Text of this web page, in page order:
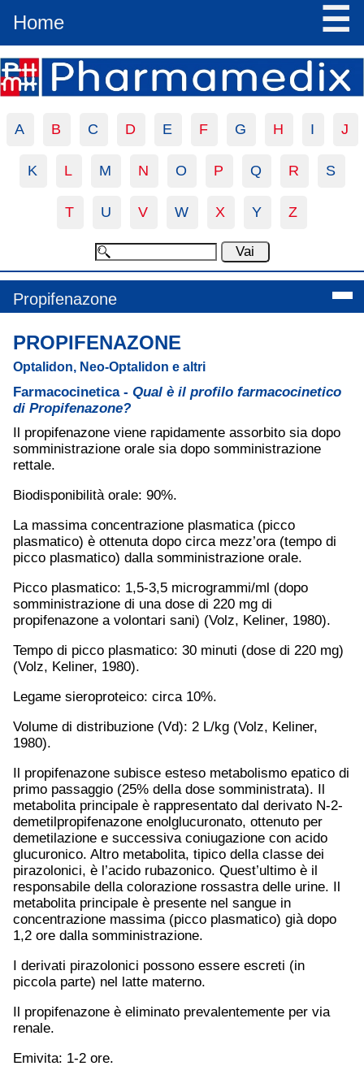
Home ☰
A B C D E F G H I J
K L M N O P Q R S
T U V W X Y Z
Propifenazone
PROPIFENAZONE
Optalidon, Neo-Optalidon e altri
Farmacocinetica - Qual è il profilo farmacocinetico
di Propifenazone?
Il propifenazone viene rapidamente assorbito sia dopo
somministrazione orale sia dopo somministrazione
rettale.
Biodisponibilità orale: 90%.
La massima concentrazione plasmatica (picco
plasmatico) è ottenuta dopo circa mezz’ora (tempo di
picco plasmatico) dalla somministrazione orale.
Picco plasmatico: 1,5-3,5 microgrammi/ml (dopo
somministrazione di una dose di 220 mg di
propifenazone a volontari sani) (Volz, Keliner, 1980).
Tempo di picco plasmatico: 30 minuti (dose di 220 mg)
(Volz, Keliner, 1980).
Legame sieroproteico: circa 10%.
Volume di distribuzione (Vd): 2 L/kg (Volz, Keliner,
1980).
Il propifenazone subisce esteso metabolismo epatico di
primo passaggio (25% della dose somministrata). Il
metabolita principale è rappresentato dal derivato N-2-
demetilpropifenazone enolglucuronato, ottenuto per
demetilazione e successiva coniugazione con acido
glucuronico. Altro metabolita, tipico della classe dei
pirazolonici, è l’acido rubazonico. Quest’ultimo è il
responsabile della colorazione rossastra delle urine. Il
metabolita principale è presente nel sangue in
concentrazione massima (picco plasmatico) già dopo
1,2 ore dalla somministrazione.
I derivati pirazolonici possono essere escreti (in
piccola parte) nel latte materno.
Il propifenazone è eliminato prevalentemente per via
renale.
Emivita: 1-2 ore.